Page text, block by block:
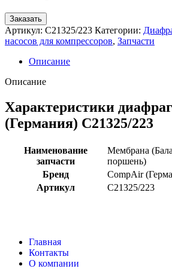
Заказать
Артикул: C21325/223 Категории:
насосов для компрессоров, Запчасти
Описание
Описание
Характеристики
(Германия) C21325/223
Наименование
запчасти
Мембрана
поршень)
Бренд
CompAir
Артикул
C21325/223
Главная
Контакты
О компании